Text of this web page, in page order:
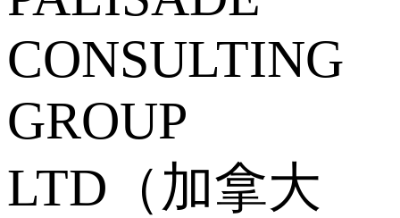
CONSULTING
GROUP
LTD（加拿大